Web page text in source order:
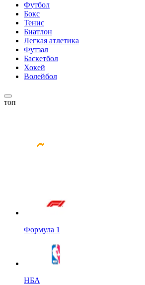
Футбол
Бокс
Тенис
Биатлон
Легкая атлетика
Футзал
Баскетбол
Хокей
Волейбол
топ
Формула 1
НБА